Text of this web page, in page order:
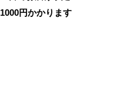
1000円かかります